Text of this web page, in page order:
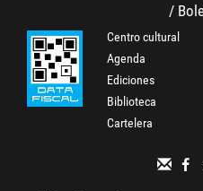
/
Centro cultural
Agenda
Ediciones
Biblioteca
Cartelera